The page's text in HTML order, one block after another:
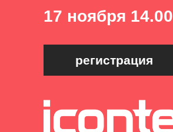
регистрация
17 ноября 14.00